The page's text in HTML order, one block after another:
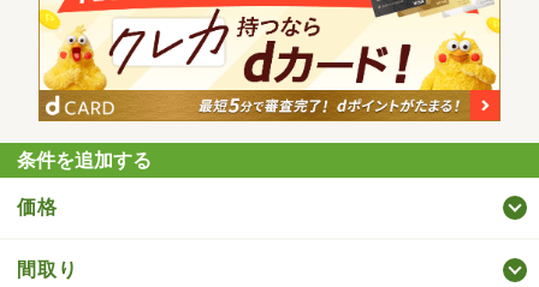
条件を追加する
価格
間取り